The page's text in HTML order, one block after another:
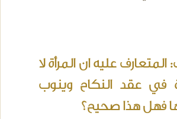
المتعارف عليه ان المرأة لا
في عقد النكاح وينوب
فهل هذا صحيح؟